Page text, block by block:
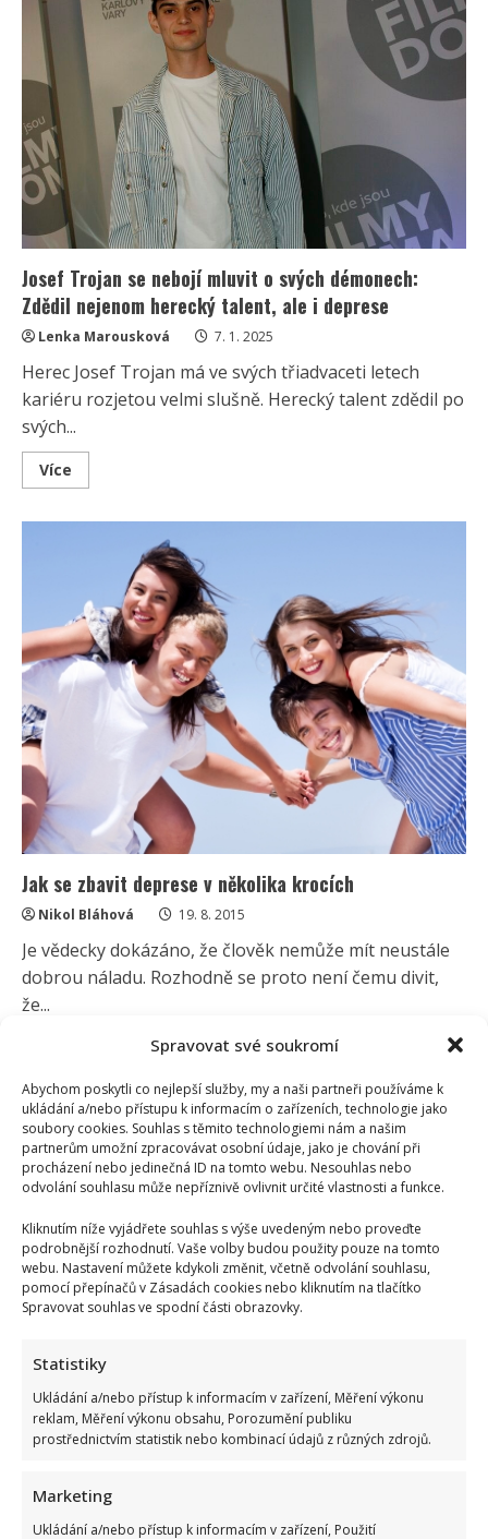
Spravovat své soukromí
Abychom poskytli co nejlepší služby, my a naši partneři používáme k
ukládání a/nebo přístupu k informacím o zařízeních, technologie jako
soubory cookies. Souhlas s těmito technologiemi nám a našim
partnerům umožní zpracovávat osobní údaje, jako je chování při
procházení nebo jedinečná ID na tomto webu. Nesouhlas nebo
odvolání souhlasu může nepříznivě ovlivnit určité vlastnosti a funkce.
Kliknutím níže vyjádřete souhlas s výše uvedeným nebo proveďte
podrobnější rozhodnutí. Vaše volby budou použity pouze na tomto
webu. Nastavení můžete kdykoli změnit, včetně odvolání souhlasu,
pomocí přepínačů v Zásadách cookies nebo kliknutím na tlačítko
Spravovat souhlas ve spodní části obrazovky.
Statistiky
Ukládání a/nebo přístup k informacím v zařízení, Měření výkonu
reklam, Měření výkonu obsahu, Porozumění publiku
prostřednictvím statistik nebo kombinací údajů z různých zdrojů.
Marketing
Ukládání a/nebo přístup k informacím v zařízení, Použití
tom,
jak
překonala.
Díky
zpěvu
zbavila
Josef Trojan se nebojí mluvit o svých démonech:
Zdědil nejenom herecký talent, ale i deprese
Lenka Marousková 7. 1. 2025
Herec Josef Trojan má ve svých třiadvaceti letech
kariéru rozjetou velmi slušně. Herecký talent zdědil po
svých...
Více
more
svých
démonech:
Zdědil
nejenom
herecký
talent,
Jak se zbavit deprese v několika krocích
Nikol Bláhová 19. 8. 2015
Je vědecky dokázáno, že člověk nemůže mít neustále
dobrou náladu. Rozhodně se proto není čemu divit,
že...
Jak
se
zbavit
deprese
v
několika
krocích